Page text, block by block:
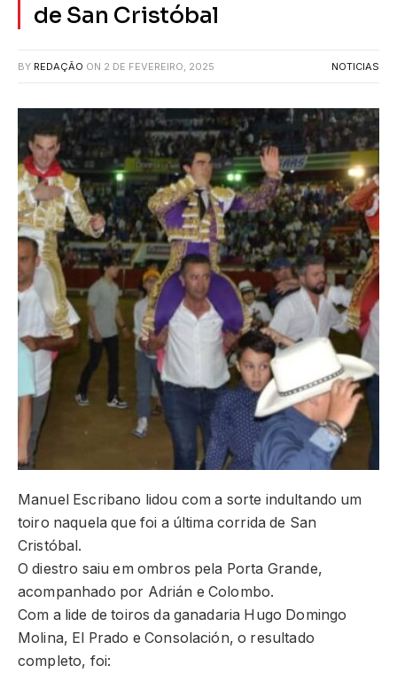
de San Cristóbal
BY REDAÇÃO ON 2 DE FEVEREIRO, 2025 NOTICIAS
Manuel Escribano lidou com a sorte indultando um
toiro naquela que foi a última corrida de San
Cristóbal.
O diestro saiu em ombros pela Porta Grande,
acompanhado por Adrián e Colombo.
Com a lide de toiros da ganadaria Hugo Domingo
Molina, El Prado e Consolación, o resultado
completo, foi: